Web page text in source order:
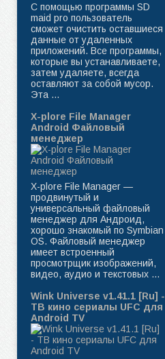
С помощью программы SD
maid pro пользователь
сможет очистить оставшиеся
данные от удаленных
приложений. Все программы,
которые вы устанавливаете,
затем удаляете, всегда
оставляют за собой мусор.
Эта ...
X-plore File Manager
Android Файловый
менеджер
X-plore File Manager —
продвинутый и
универсальный файловый
менеджер для Андроид,
хорошо знакомый по Symbian
OS. Файловый менеджер
имеет встроенный
просмотрщик изображений,
видео, аудио и текстовых ...
Wink Universe v1.41.1 [Ru] -
ТВ кино сериалы UFC для
Android TV